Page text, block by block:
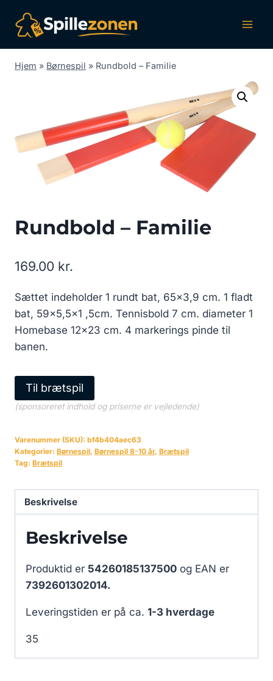
indhold
Hjem » Børnespil » Rundbold – Familie
Rundbold – Familie
169.00 kr.
Sættet indeholder 1 rundt bat, 65×3,9 cm. 1 fladt
bat, 59×5,5×1 ,5cm. Tennisbold 7 cm. diameter 1
Homebase 12×23 cm. 4 markerings pinde til
banen.
Til brætspil
(sponsoreret indhold og priserne er vejledende)
Varenummer (SKU): bf4b404aec63
Kategorier: Børnespil, Børnespil 8-10 år, Brætspil
Tag: Brætspil
Beskrivelse
Beskrivelse
Produktid er 54260185137500 og EAN er
7392601302014.
Leveringstiden er på ca. 1-3 hverdage
35